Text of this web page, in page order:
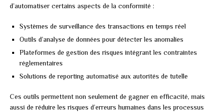
d’automatiser certains aspects de la conformité :
Systèmes de surveillance des transactions en temps réel
Outils d’analyse de données pour détecter les anomalies
Plateformes de gestion des risques intégrant les contraintes
réglementaires
Solutions de reporting automatisé aux autorités de tutelle
Ces outils permettent non seulement de gagner en efficacité, mais
aussi de réduire les risques d’erreurs humaines dans les processus